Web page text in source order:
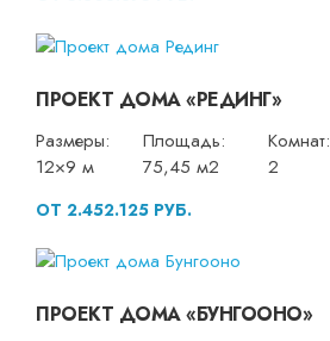
ПРОЕКТ ДОМА «РЕДИНГ»
Размеры:
12×9 м
Площадь:
75,45 м2
Комнат:
2
ОТ 2.452.125 РУБ.
ПРОЕКТ ДОМА «БУНГООНО»